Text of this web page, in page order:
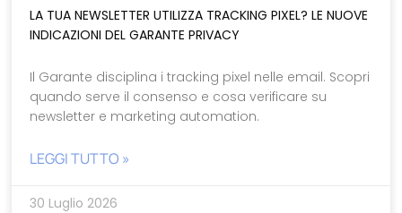
LA TUA NEWSLETTER UTILIZZA TRACKING PIXEL? LE NUOVE
INDICAZIONI DEL GARANTE PRIVACY
Il Garante disciplina i tracking pixel nelle email. Scopri
quando serve il consenso e cosa verificare su
newsletter e marketing automation.
LEGGI TUTTO »
30 Luglio 2026